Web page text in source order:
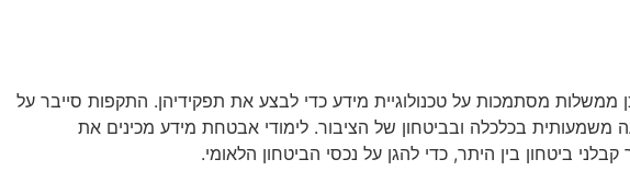
ממשלות מסתמכות על טכנולוגיית מידע כדי לבצע את תפקידיהן. התקפות סייבר על
משמעותית בכלכלה ובביטחון של הציבור. לימודי אבטחת מידע מכינים את
ביטחון בין היתר, כדי להגן על נכסי הביטחון הלאומי.